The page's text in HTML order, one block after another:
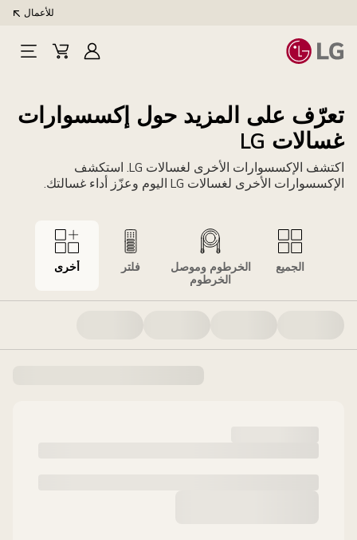
للأعمال
تسجيلCart
Open
تعرّف على المزيد حول إكسسوارات
غسالات LG
اكتشف الإكسسوارات الأخرى لغسالات LG. استكشف
الإكسسوارات الأخرى لغسالات LG اليوم وعزّز أداء غسالتك.
الجميع
الخرطوم وموصل
الخرطوم
فلتر أخرى